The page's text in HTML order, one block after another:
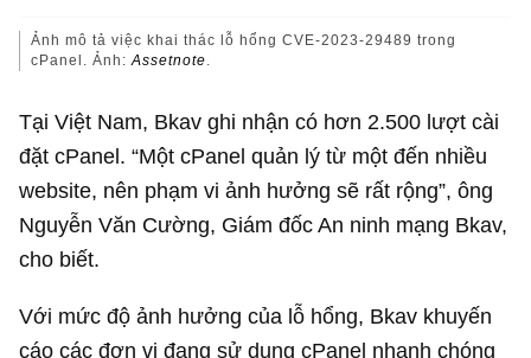
Ảnh mô tả việc khai thác lỗ hổng CVE-2023-29489 trong
cPanel. Ảnh:Assetnote.
Tại Việt Nam, Bkav ghi nhận có hơn 2.500 lượt cài
đặt cPanel. “Một cPanel quản lý từ một đến nhiều
website, nên phạm vi ảnh hưởng sẽ rất rộng”, ông
Nguyễn Văn Cường, Giám đốc An ninh mạng Bkav,
cho biết.
Với mức độ ảnh hưởng của lỗ hổng, Bkav khuyến
cáo các đơn vị đang sử dụng cPanel nhanh chóng